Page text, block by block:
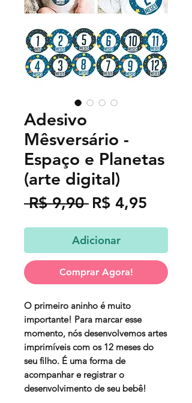
Adesivo
Mêsversário -
Espaço e Planetas
(arte digital)
R$ 9,90 Preço
R$ 4,95
Adicionar
Comprar Agora!
O primeiro aninho é muito
importante! Para marcar esse
momento, nós desenvolvemos artes
imprimíveis com os 12 meses do
seu filho. É uma forma de
acompanhar e registrar o
desenvolvimento de seu bebê!